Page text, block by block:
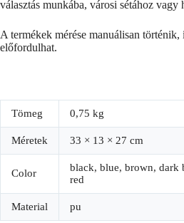
választás munkába, városi sétához vagy
A termékek mérése manuálisan
előfordulhat.
Tömeg 0,75 kg
Méretek 33 × 13 × 27 cm
Color
black, blue, brown, dark
red
Material pu